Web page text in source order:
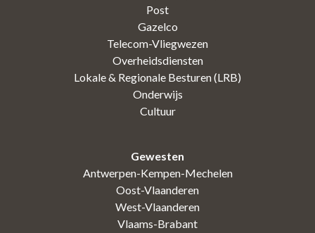
Post
Gazelco
Telecom-Vliegwezen
Overheidsdiensten
Lokale & Regionale Besturen (LRB)
Onderwijs
Cultuur
Gewesten
Antwerpen-Kempen-Mechelen
Oost-Vlaanderen
West-Vlaanderen
Vlaams-Brabant